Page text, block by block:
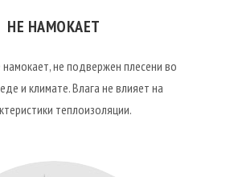
НЕ НАМОКАЕТ
не подвержен плесени во
и климате. Влага не влияет на
теплоизоляции.